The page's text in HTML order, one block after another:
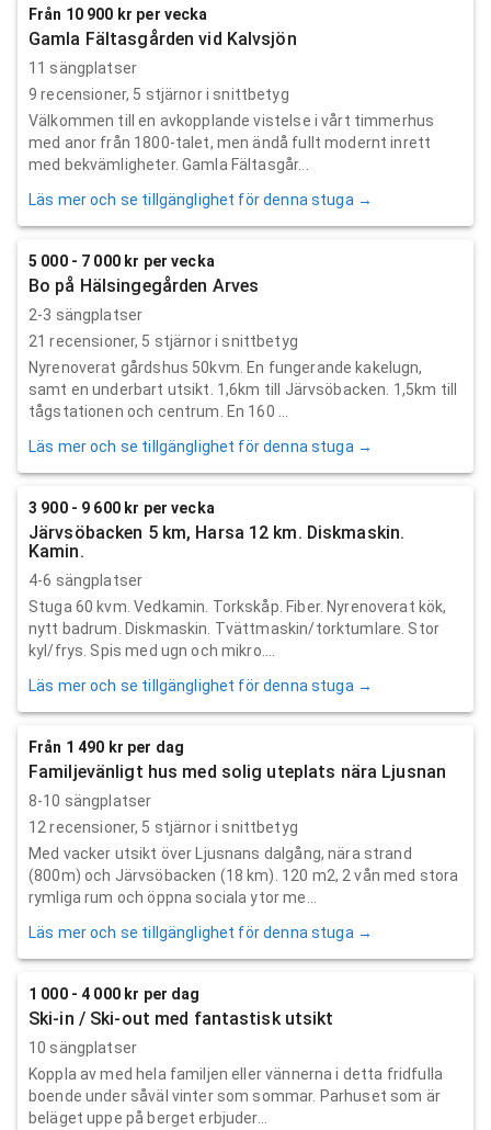
Från 10 900 kr per vecka
Gamla Fältasgården vid Kalvsjön
11 sängplatser
9 recensioner, 5 stjärnor i snittbetyg
Välkommen till en avkopplande vistelse i vårt timmerhus
med anor från 1800-talet, men ändå fullt modernt inrett
med bekvämligheter. Gamla Fältasgår...
Läs mer och se tillgänglighet för denna stuga →
5 000 - 7 000 kr per vecka
Bo på Hälsingegården Arves
2-3 sängplatser
21 recensioner, 5 stjärnor i snittbetyg
Nyrenoverat gårdshus 50kvm. En fungerande kakelugn,
samt en underbart utsikt. 1,6km till Järvsöbacken. 1,5km till
tågstationen och centrum. En 160 ...
Läs mer och se tillgänglighet för denna stuga →
3 900 - 9 600 kr per vecka
Järvsöbacken 5 km, Harsa 12 km. Diskmaskin.
Kamin.
4-6 sängplatser
Stuga 60 kvm. Vedkamin. Torkskåp. Fiber. Nyrenoverat kök,
nytt badrum. Diskmaskin. Tvättmaskin/torktumlare. Stor
kyl/frys. Spis med ugn och mikro....
Läs mer och se tillgänglighet för denna stuga →
Från 1 490 kr per dag
Familjevänligt hus med solig uteplats nära Ljusnan
8-10 sängplatser
12 recensioner, 5 stjärnor i snittbetyg
Med vacker utsikt över Ljusnans dalgång, nära strand
(800m) och Järvsöbacken (18 km). 120 m2, 2 vån med stora
rymliga rum och öppna sociala ytor me...
Läs mer och se tillgänglighet för denna stuga →
1 000 - 4 000 kr per dag
Ski-in / Ski-out med fantastisk utsikt
10 sängplatser
Koppla av med hela familjen eller vännerna i detta fridfulla
boende under såväl vinter som sommar. Parhuset som är
beläget uppe på berget erbjuder...